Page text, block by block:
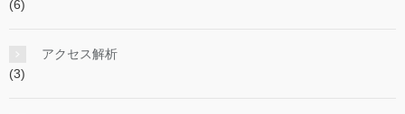
(6)
アクセス解析
(3)